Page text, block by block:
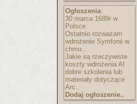
Ogłoszenia:
30 marca 1689r w
Polsce
Ostatnio rozważam
wdrożenie Symfonii w
chmu..
Jakie są rzeczywiste
koszty wdrożenia AI
dobre szkolenia lub
materiały dotyczące
Arc..
Dodaj ogłoszenie..